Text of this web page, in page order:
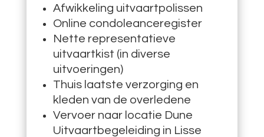
Afwikkeling uitvaartpolissen
Online condoleanceregister
Nette representatieve
uitvaartkist (in diverse
uitvoeringen)
Thuis laatste verzorging en
kleden van de overledene
Vervoer naar locatie Dune
Uitvaartbegeleiding in Lisse